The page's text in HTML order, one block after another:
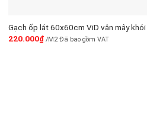
Gạch ốp lát 60x60cm ViD vân mây
220.000₫/M2 Đã bao gồm VAT